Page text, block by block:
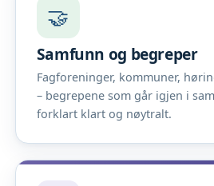
🤝
Samfunn og begreper
Fagforeninger, kommuner,
– begrepene som går igjen i
forklart klart og nøytralt.